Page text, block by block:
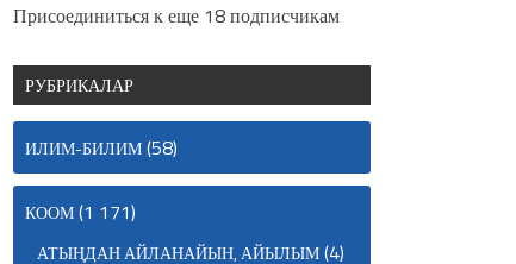
Присоединиться к еще 18 подписчикам
РУБРИКАЛАР
ИЛИМ-БИЛИМ(58)
КООМ(1 171)
АТЫҢДАН АЙЛАНАЙЫН, АЙЫЛЫМ(4)